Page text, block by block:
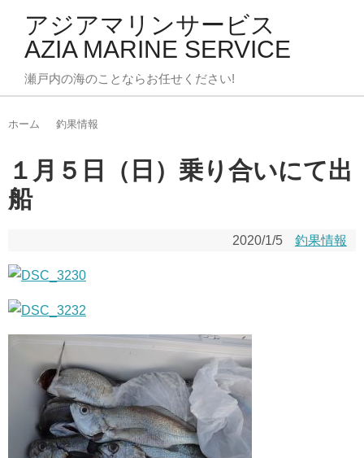
アジアマリンサービス
AZIA MARINE SERVICE
瀬戸内の海のことならお任せください!
ホーム 釣果情報
１月５日（日）乗り合いにて出
船
2020/1/5 釣果情報